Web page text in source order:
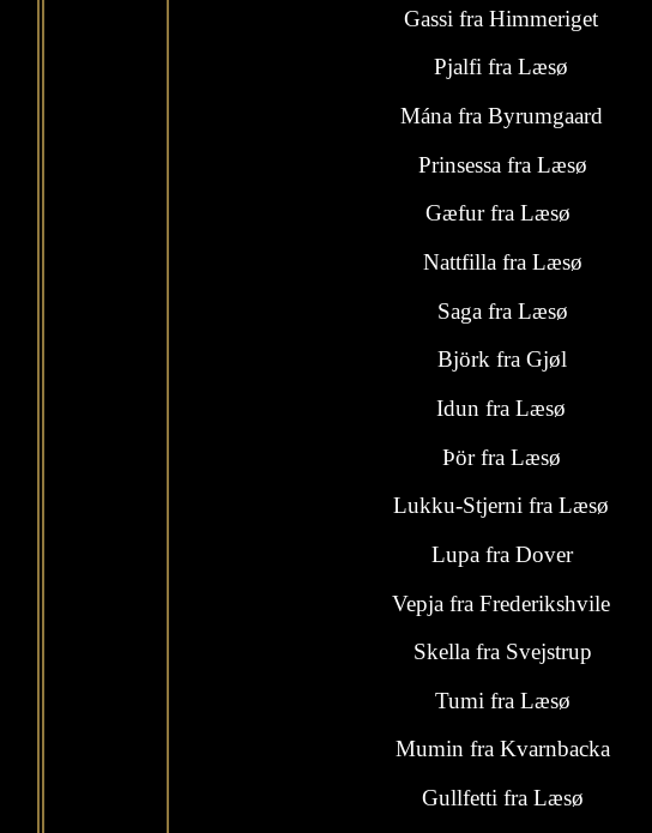
Gassi fra Himmeriget
Pjalfi fra Læsø
Mána fra Byrumgaard
Prinsessa fra Læsø
Gæfur fra Læsø
Nattfilla fra Læsø
Saga fra Læsø
Björk fra Gjøl
Idun fra Læsø
Þör fra Læsø
Lukku-Stjerni fra Læsø
Lupa fra Dover
Vepja fra Frederikshvile
Skella fra Svejstrup
Tumi fra Læsø
Mumin fra Kvarnbacka
Gullfetti fra Læsø